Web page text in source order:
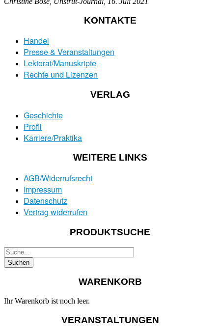
KONTAKTE
Handel
Presse & Veranstaltungen
Lektorat/Manuskripte
Rechte und Lizenzen
VERLAG
Geschichte
Profil
Karriere/Praktika
WEITERE LINKS
AGB/Widerrufsrecht
Impressum
Datenschutz
Vertrag widerrufen
PRODUKTSUCHE
WARENKORB
Ihr Warenkorb ist noch leer.
VERANSTALTUNGEN